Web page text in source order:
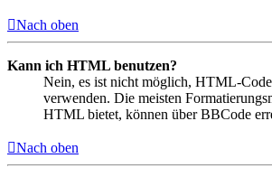
Nach oben
Kann ich HTML benutzen?
Nein, es ist nicht möglich, HTML-
verwenden. Die meisten
HTML bietet, können über BBCode
Nach oben